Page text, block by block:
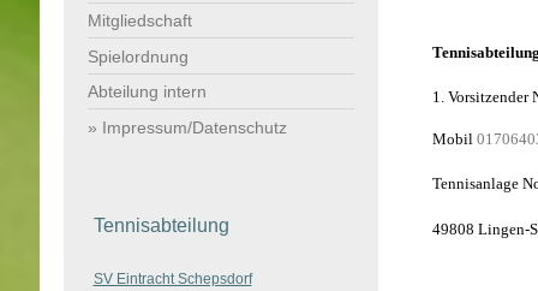
1.
Mobil
Tennisanlage
49808 Lingen-
Mitgliedschaft
Spielordnung
Abteilung intern
Impressum/Datenschutz
Tennisabteilung
SV Eintracht Schepsdorf